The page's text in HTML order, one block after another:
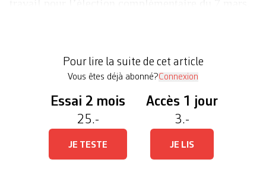
Pour lire la suite de cet article
Vous êtes déjà abonné?Connexion
Essai 2 mois
25.-
JE TESTE
Accès 1 jour
3.-
JE LIS